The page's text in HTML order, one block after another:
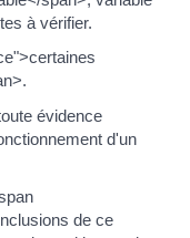
à vérifier.
évidence
d'un
de ce